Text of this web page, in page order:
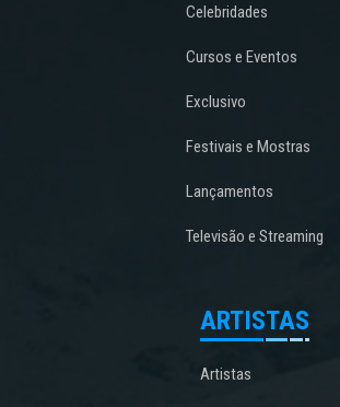
Celebridades
Cursos e Eventos
Exclusivo
Festivais e Mostras
Lançamentos
Televisão e Streaming
ARTISTAS
Artistas